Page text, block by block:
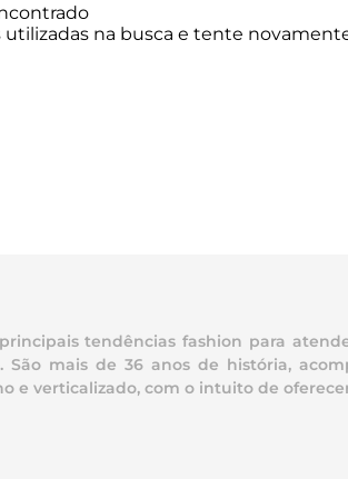
tendências fashion para
mais de 36 anos de história,
verticalizado, com o intuito de